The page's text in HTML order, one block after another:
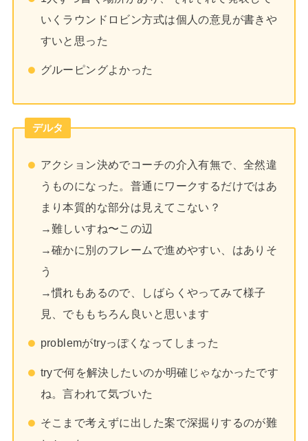
いくラウンドロビン方式は個人の意見が書きや
すいと思った
グルーピングよかった
デルタ
アクション決めでコーチの介入有無で、全然違
うものになった。普通にワークするだけではあ
まり本質的な部分は見えてこない？
→難しいすね〜この辺
→確かに別のフレームで進めやすい、はありそ
う
→慣れもあるので、しばらくやってみて様子
見、でももちろん良いと思います
problemがtryっぽくなってしまった
tryで何を解決したいのか明確じゃなかったです
ね。言われて気づいた
そこまで考えずに出した案で深掘りするのが難